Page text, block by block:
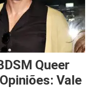
Queer
Vale